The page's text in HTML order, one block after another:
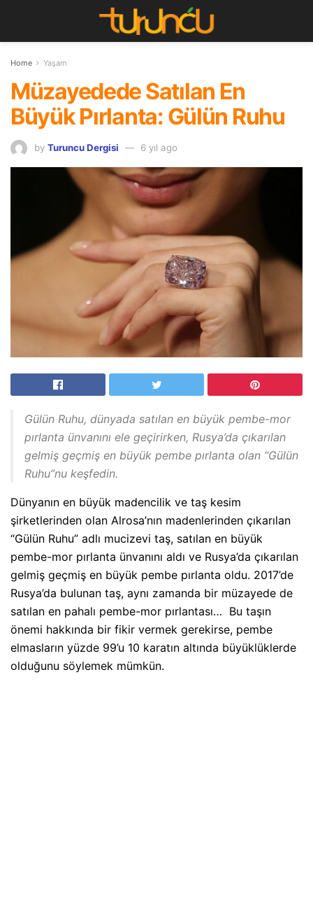
Home Yaşam
Müzayedede Satılan En
Büyük Pırlanta: Gülün Ruhu
by Turuncu Dergisi 6 yıl ago
Gülün Ruhu, dünyada satılan en büyük pembe-mor
pırlanta ünvanını ele geçirirken, Rusya’da çıkarılan
gelmiş geçmiş en büyük pembe pırlanta olan “Gülün
Ruhu”nu keşfedin.
Dünyanın en büyük madencilik ve taş kesim
şirketlerinden olan Alrosa’nın madenlerinden çıkarılan
“Gülün Ruhu” adlı mucizevi taş, satılan en büyük
pembe-mor pırlanta ünvanını aldı ve Rusya’da çıkarılan
gelmiş geçmiş en büyük pembe pırlanta oldu. 2017’de
Rusya’da bulunan taş, aynı zamanda bir müzayede de
satılan en pahalı pembe-mor pırlantası… Bu taşın
önemi hakkında bir fikir vermek gerekirse, pembe
elmasların yüzde 99’u 10 karatın altında büyüklüklerde
olduğunu söylemek mümkün.